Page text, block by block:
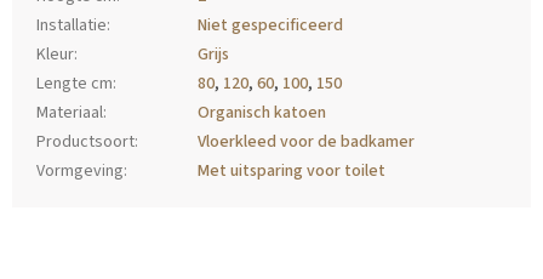
Installatie:
Niet gespecificeerd
Kleur:
Grijs
Lengte cm: 80, 120, 60, 100, 150
Materiaal:
Organisch katoen
Productsoort:
Vloerkleed voor de badkamer
Vormgeving:
Met uitsparing voor toilet